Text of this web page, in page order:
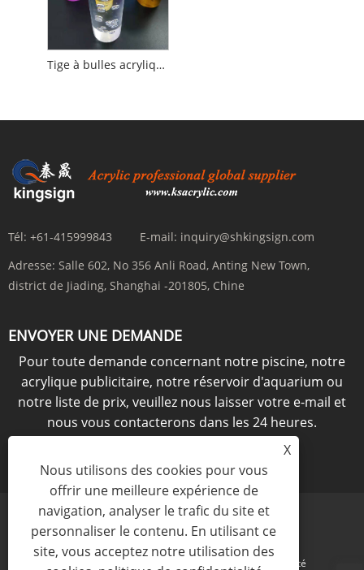
Tige à bulles acrylique
Tél: +61-415999843 E-mail: inquiry@shkingsign.com
Adresse: Salle 602, No 356 Anli Road, Anting New Town,
district de Jiading, Shanghai -201805, Chine
ENVOYER UNE DEMANDE
Pour toute demande concernant notre piscine, notre
acrylique publicitaire, notre réservoir d'aquarium ou
notre liste de prix, veuillez nous laisser votre e-mail et
nous vous contacterons dans les 24 heures.
Links Sitemap XML politique de confidentialité
X
Nous utilisons des cookies pour vous
offrir une meilleure expérience de
navigation, analyser le trafic du site et
personnaliser le contenu. En utilisant ce
site, vous acceptez notre utilisation des